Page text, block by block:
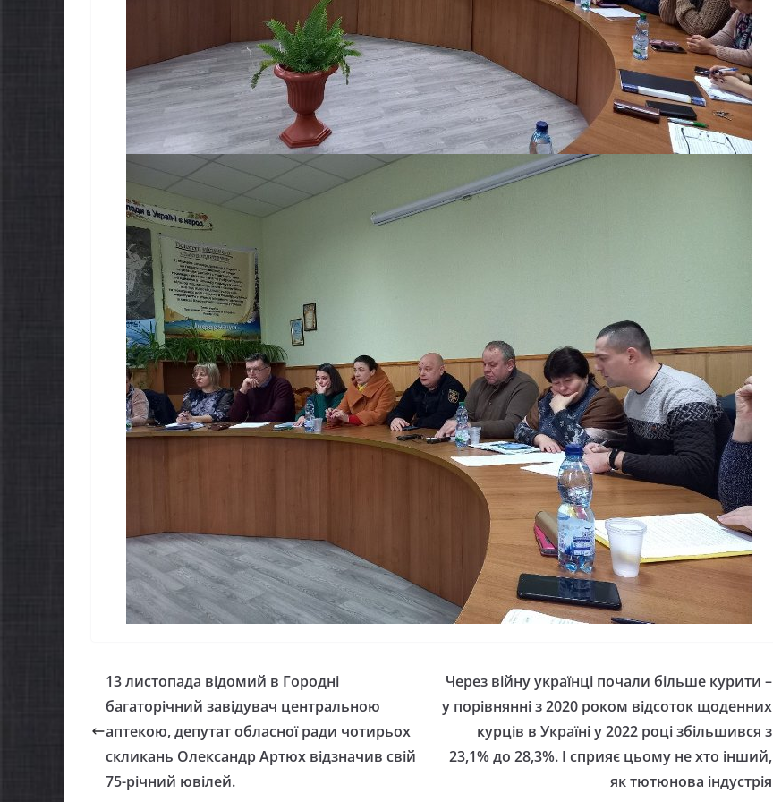
13 листопада відомий в Городні
багаторічний завідувач центральною
аптекою, депутат обласної ради чотирьох
скликань Олександр Артюх відзначив свій
75-річний ювілей.
Через війну українці почали більше курити –
у порівнянні з 2020 роком відсоток щоденних
курців в Україні у 2022 році збільшився з
23,1% до 28,3%. І сприяє цьому не хто інший,
як тютюнова індустрія